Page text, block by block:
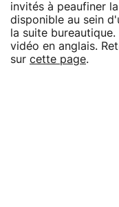
invités à peaufiner
disponible au sein
la suite
vidéo en anglais.
sur cette page.